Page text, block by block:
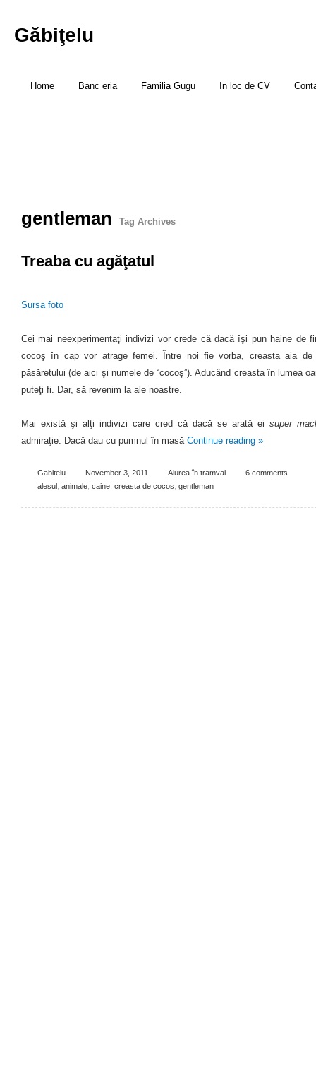
Găbiţelu
Home Banc eria Familia Gugu In loc de CV
gentleman Tag Archives
Treaba cu agăţatul
Sursa foto
Cei mai neexperimentaţi indivizi vor crede că dacă îşi pun haine de
cocoş în cap vor atrage femei. Între noi fie vorba, creasta aia
păsăretului (de aici şi numele de “cocoş”). Aducând creasta în lumea
puteţi fi. Dar, să revenim la ale noastre.
Mai există şi alţi indivizi care cred că dacă se arată ei super
admiraţie. Dacă dau cu pumnul în masă Continue reading »
Gabitelu November 3, 2011 Aiurea în tramvai
6 comments
alesul animale caine creasta de cocos gentleman